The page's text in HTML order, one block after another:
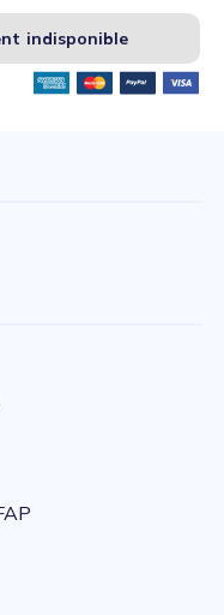
indisponible